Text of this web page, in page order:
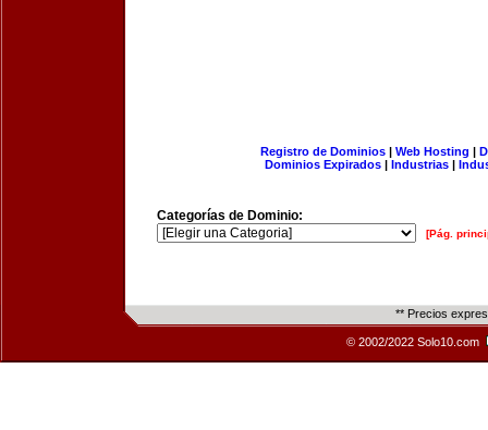
Registro de Dominios| Web Hosting |
Dominios Expirados | Industrias |
Categorías de Dominio:
[Pág.
** Precios
© 2002/2022 Solo10.com